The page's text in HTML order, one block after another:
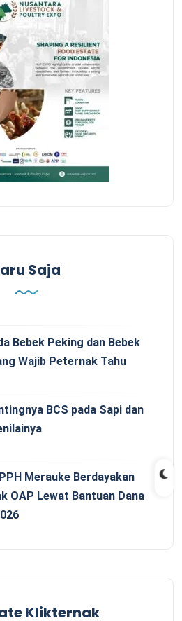
Saja
Bebek Peking dan Bebek
Wajib Peternak Tahu
BCS pada Sapi dan
Merauke Berdayakan
OAP Lewat Bantuan Dana
Klikternak